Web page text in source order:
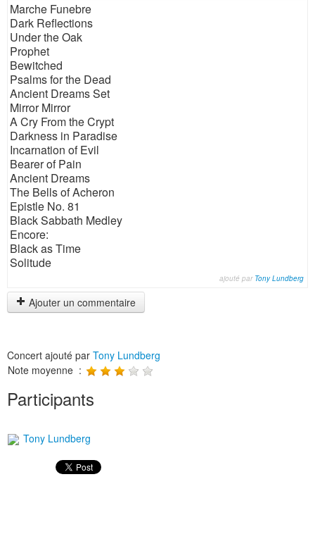
Marche Funebre
Dark Reflections
Under the Oak
Prophet
Bewitched
Psalms for the Dead
Ancient Dreams Set
Mirror Mirror
A Cry From the Crypt
Darkness in Paradise
Incarnation of Evil
Bearer of Pain
Ancient Dreams
The Bells of Acheron
Epistle No. 81
Black Sabbath Medley
Encore:
Black as Time
Solitude
ajouté par Tony Lundberg
Ajouter un commentaire
Concert ajouté par Tony Lundberg
Note moyenne :
Participants
Tony Lundberg